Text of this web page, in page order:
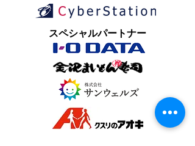
​スペシャルパートナー